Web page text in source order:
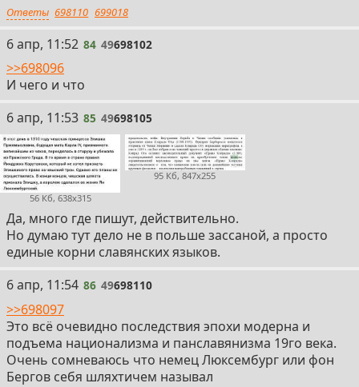
Ответы 698110 699018
84
6 апр, 11:52 84 49698102
>>698096
И чего и что
85
6 апр, 11:53 85 49698105
56 Кб, 638x315
95 Кб, 847x255
Да, много где пишут, действительно.
Но думаю тут дело не в польше зассаной, а просто
единые корни славянских языков.
86
6 апр, 11:54 86 49698110
>>698097
Это всё очевидно последствия эпохи модерна и
подъема национализма и панславянизма 19го века.
Очень сомневаюсь что немец Люксембург или фон
Бергов себя шляхтичем называл